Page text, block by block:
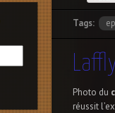
Tags:
Photo du
réussit